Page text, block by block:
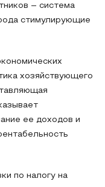
– система
стимулирующие
хозяйствующего
ее доходов и
по налогу на